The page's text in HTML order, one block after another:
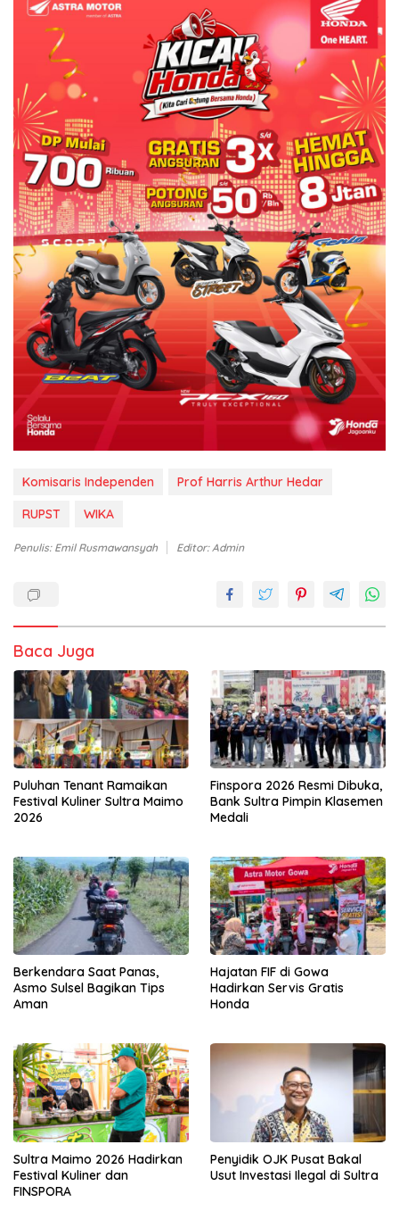
Komisaris Independen
Prof Harris Arthur Hedar
RUPST
WIKA
Penulis: Emil Rusmawansyah Editor: Admin
Baca Juga
Puluhan Tenant Ramaikan
Festival Kuliner Sultra Maimo
2026
Finspora 2026 Resmi Dibuka,
Bank Sultra Pimpin Klasemen
Medali
Berkendara Saat Panas,
Asmo Sulsel Bagikan Tips
Aman
Hajatan FIF di Gowa
Hadirkan Servis Gratis
Honda
Sultra Maimo 2026 Hadirkan
Festival Kuliner dan
FINSPORA
Penyidik OJK Pusat Bakal
Usut Investasi Ilegal di Sultra